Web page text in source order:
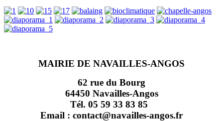
MAIRIE DE NAVAILLES-ANGOS
62 rue du Bourg
64450 Navailles-Angos
Tél. 05 59 33 83 85
Email : contact@navailles-angos.fr